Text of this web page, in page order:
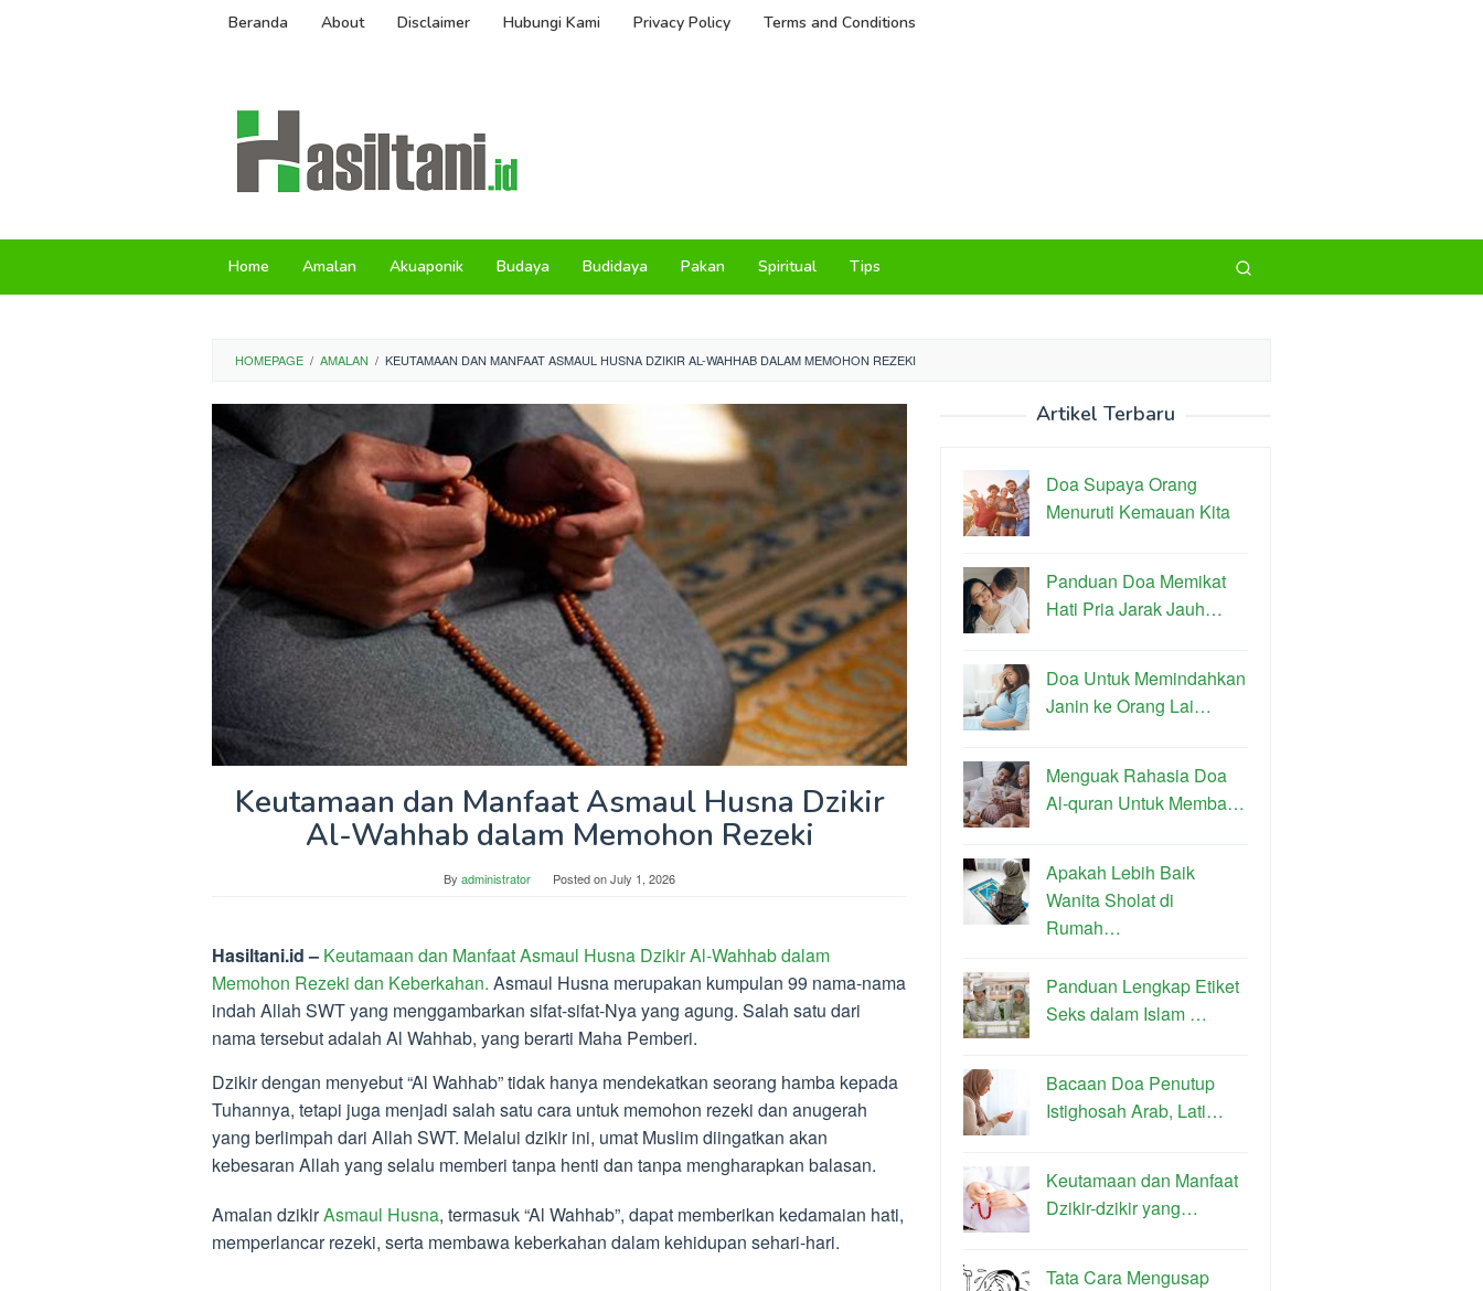
Beranda About Disclaimer Hubungi Kami Privacy Policy Terms and Conditions
Home Amalan Akuaponik Budaya Budidaya Pakan Spiritual Tips
HOMEPAGE / AMALAN / KEUTAMAAN DAN MANFAAT ASMAUL HUSNA DZIKIR AL-WAHHAB DALAM MEMOHON REZEKI
Keutamaan dan Manfaat Asmaul Husna Dzikir
Al-Wahhab dalam Memohon Rezeki
By administrator Posted onJuly 1, 2026
Hasiltani.id – Keutamaan dan Manfaat Asmaul Husna Dzikir Al-Wahhab dalam
Memohon Rezeki dan Keberkahan. Asmaul Husna merupakan kumpulan 99 nama-nama
indah Allah SWT yang menggambarkan sifat-sifat-Nya yang agung. Salah satu dari
nama tersebut adalah Al Wahhab, yang berarti Maha Pemberi.
Dzikir dengan menyebut “Al Wahhab” tidak hanya mendekatkan seorang hamba kepada
Tuhannya, tetapi juga menjadi salah satu cara untuk memohon rezeki dan anugerah
yang berlimpah dari Allah SWT. Melalui dzikir ini, umat Muslim diingatkan akan
kebesaran Allah yang selalu memberi tanpa henti dan tanpa mengharapkan balasan.
Amalan dzikirAsmaul Husna, termasuk “Al Wahhab”, dapat memberikan kedamaian hati,
memperlancar rezeki, serta membawa keberkahan dalam kehidupan sehari-hari.
Artikel Terbaru
Doa Supaya Orang
Menuruti Kemauan Kita
Panduan Doa Memikat
Hati Pria Jarak Jauh…
Doa Untuk Memindahkan
Janin ke Orang Lai…
Menguak Rahasia Doa
Al-quran Untuk Memba…
Apakah Lebih Baik
Wanita Sholat di
Rumah…
Panduan Lengkap Etiket
Seks dalam Islam …
Bacaan Doa Penutup
Istighosah Arab, Lati…
Keutamaan dan Manfaat
Dzikir-dzikir yang…
Tata Cara Mengusap